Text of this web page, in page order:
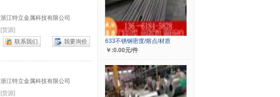
浙江特立金属科技有限公司
[货源]
联系我们
我要询价
浙江特立金属科技有限公司
[货源]
633不锈钢密度/熔点/材质
￥:0.00元/件